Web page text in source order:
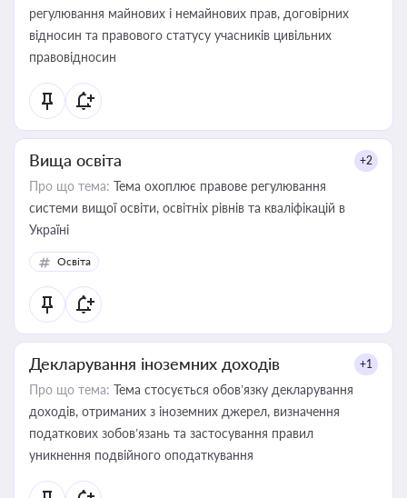
регулювання майнових і немайнових прав, договірних
відносин та правового статусу учасників цивільних
правовідносин
Вища освіта +2
Про що тема: Тема охоплює правове регулювання
системи вищої освіти, освітніх рівнів та кваліфікацій в
Україні
Освіта
Декларування іноземних доходів +1
Про що тема: Тема стосується обов’язку декларування
доходів, отриманих з іноземних джерел, визначення
податкових зобов’язань та застосування правил
уникнення подвійного оподаткування